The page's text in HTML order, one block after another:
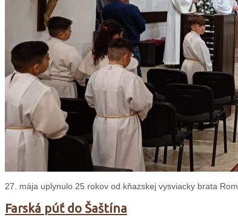
27. mája uplynulo 25 rokov od kňazskej vysviacky brata
Farská púť do Šaštína